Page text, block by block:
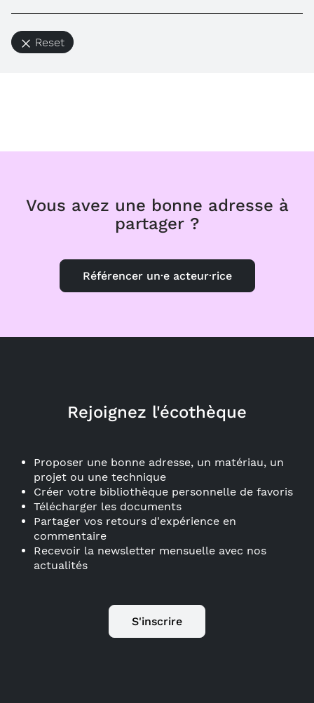
Reset
Vous avez une bonne adresse à
partager ?
Référencer un·e acteur·rice
Rejoignez l'écothèque
Proposer une bonne adresse, un matériau, un
projet ou une technique
Créer votre bibliothèque personnelle de favoris
Télécharger les documents
Partager vos retours d'expérience en
commentaire
Recevoir la newsletter mensuelle avec nos
actualités
S'inscrire